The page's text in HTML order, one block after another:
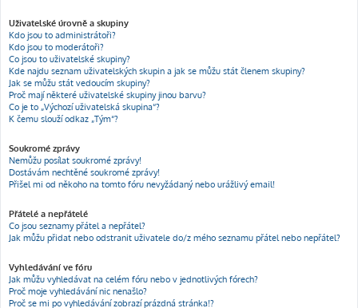
Uživatelské úrovně a skupiny
Kdo jsou to administrátoři?
Kdo jsou to moderátoři?
Co jsou to uživatelské skupiny?
Kde najdu seznam uživatelských skupin a jak se můžu stát členem skupiny?
Jak se můžu stát vedoucím skupiny?
Proč mají některé uživatelské skupiny jinou barvu?
Co je to „Výchozí uživatelská skupina“?
K čemu slouží odkaz „Tým“?
Soukromé zprávy
Nemůžu posílat soukromé zprávy!
Dostávám nechtěné soukromé zprávy!
Přišel mi od někoho na tomto fóru nevyžádaný nebo urážlivý email!
Přátelé a nepřátelé
Co jsou seznamy přátel a nepřátel?
Jak můžu přidat nebo odstranit uživatele do/z mého seznamu přátel nebo nepřátel?
Vyhledávání ve fóru
Jak můžu vyhledávat na celém fóru nebo v jednotlivých fórech?
Proč moje vyhledávání nic nenašlo?
Proč se mi po vyhledávání zobrazí prázdná stránka!?